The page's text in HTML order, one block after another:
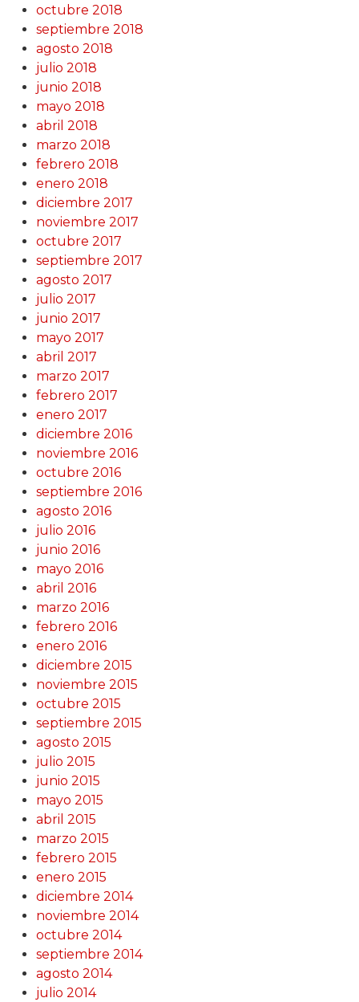
octubre 2018
septiembre 2018
agosto 2018
julio 2018
junio 2018
mayo 2018
abril 2018
marzo 2018
febrero 2018
enero 2018
diciembre 2017
noviembre 2017
octubre 2017
septiembre 2017
agosto 2017
julio 2017
junio 2017
mayo 2017
abril 2017
marzo 2017
febrero 2017
enero 2017
diciembre 2016
noviembre 2016
octubre 2016
septiembre 2016
agosto 2016
julio 2016
junio 2016
mayo 2016
abril 2016
marzo 2016
febrero 2016
enero 2016
diciembre 2015
noviembre 2015
octubre 2015
septiembre 2015
agosto 2015
julio 2015
junio 2015
mayo 2015
abril 2015
marzo 2015
febrero 2015
enero 2015
diciembre 2014
noviembre 2014
octubre 2014
septiembre 2014
agosto 2014
julio 2014